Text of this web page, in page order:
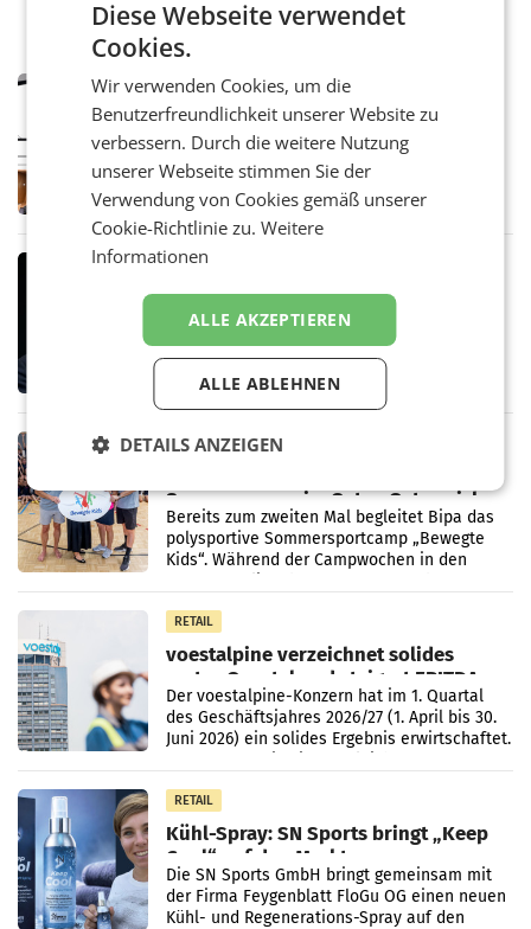
MARKETING & MEDIA
Pilnacek-U-Ausschuss - Presserat
fordert sensible Berichterstattung
WIEN Der Presserat fordert Medienvertreter
dazu auf, im U-Ausschuss zu den
Ermittlungen rund um das Ableben des Ex-
Sektionschefs im Justizministerium, Christian
MARKETING & MEDIA
Stiftungsrat Lederer wehrt sich in
den SN gegen Vorwürfe
Mehrere Themen beschäftigen derzeit den
ORF. Am Dienstag soll im Stiftungsrat über
die vom neuen ORF-Chef Clemens Pig
vorgeschlagenen Besetzungen für die
RETAIL
Sommercamps im Osten Österreichs
Bereits zum zweiten Mal begleitet Bipa das
polysportive Sommersportcamp „Bewegte
Kids“. Während der Campwochen in den
RETAIL
voestalpine verzeichnet solides
erstes Quartal und steigert EBITDA
Der voestalpine-Konzern hat im 1. Quartal
des Geschäftsjahres 2026/27 (1. April bis 30.
Juni 2026) ein solides Ergebnis erwirtschaftet.
RETAIL
Kühl-Spray: SN Sports bringt „Keep
Cool“ auf den Markt
Die SN Sports GmbH bringt gemeinsam mit
der Firma Feygenblatt FloGu OG einen neuen
Kühl- und Regenerations-Spray auf den
Diese Webseite verwendet
Cookies.
Wir verwenden Cookies, um die
Benutzerfreundlichkeit unserer Website zu
verbessern. Durch die weitere Nutzung
unserer Webseite stimmen Sie der
Verwendung von Cookies gemäß unserer
Cookie-Richtlinie zu.Weitere
Informationen
ALLE AKZEPTIEREN
ALLE ABLEHNEN
DETAILS ANZEIGEN